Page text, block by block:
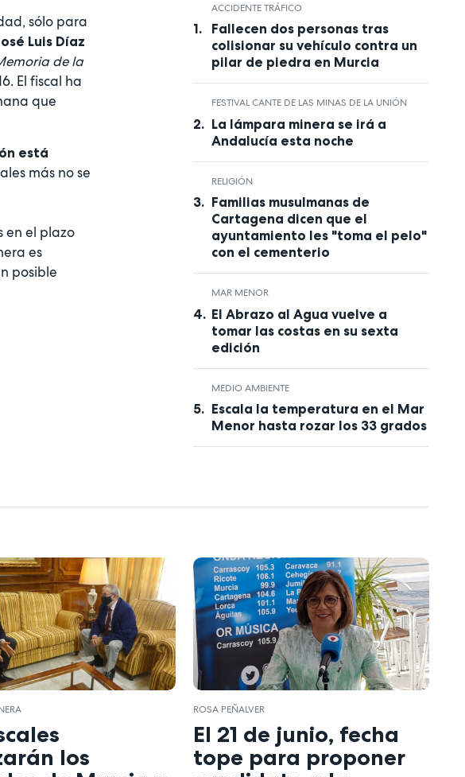
sólo para
Luis Díaz
de la
El fiscal ha
que
está
más no se
en el plazo
es
posible
ACCIDENTE TRÁFICO
Fallecen dos personas tras
colisionar su vehículo contra un
pilar de piedra en Murcia
FESTIVAL CANTE DE LAS MINAS DE LA UNIÓN
La lámpara minera se irá a
Andalucía esta noche
RELIGIÓN
Familias musulmanas de
Cartagena dicen que el
ayuntamiento les "toma el pelo"
con el cementerio
MAR MENOR
El Abrazo al Agua vuelve a
tomar las costas en su sexta
edición
MEDIO AMBIENTE
Escala la temperatura en el Mar
Menor hasta rozar los 33 grados
los
ROSA PEÑALVER
El 21 de junio, fecha
tope para proponer